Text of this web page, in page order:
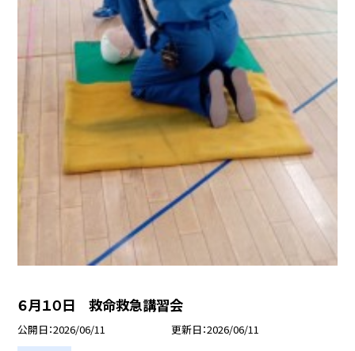
６月１０日 救命救急講習会
公開日 2026/06/11 更新日 2026/06/11